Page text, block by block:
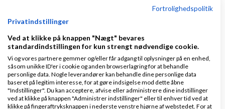
den 11-08-2007 kl.
21:55
45 svar
1 2 3 4
Fortrolighedspolitik
Privatindstillinger
Ved at klikke på knappen "Nægt" bevares
standardindstillingen for kun strengt nødvendige cookie.
Vi og vores partnere gemmer og/eller får adgang til oplysninger på en enhed,
såsom unikke ID'er i cookie og anden browserlagring for at behandle
personlige data. Nogle leverandører kan behandle dine personlige data
baseret på legitim interesse, for at gøre indsigelse mod dette åbne
"Indstillinger". Du kan acceptere, afvise eller administrere dine indstillinger
ved at klikke på knappen "Administrer indstillinger" eller til enhver tid ved at
klikke på fingeraftryksknappen i nederste venstre hjørne af webstedet. For at